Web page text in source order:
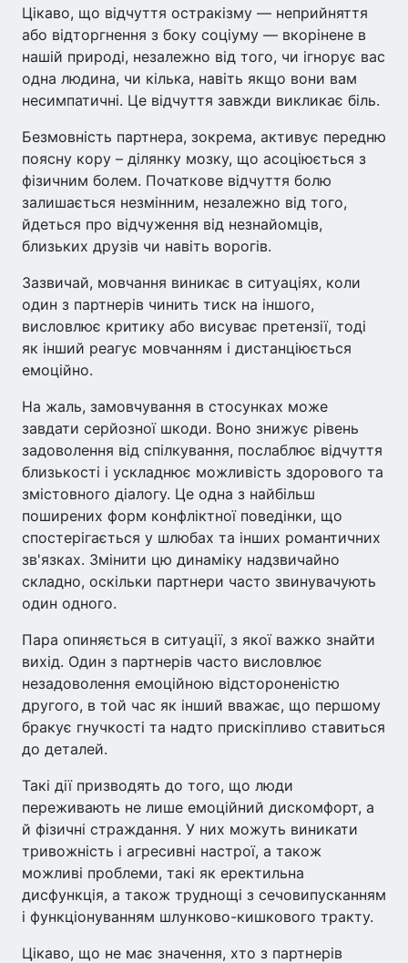
Цікаво, що відчуття остракізму — неприйняття
або відторгнення з боку соціуму — вкорінене в
нашій природі, незалежно від того, чи ігнорує вас
одна людина, чи кілька, навіть якщо вони вам
несимпатичні. Це відчуття завжди викликає біль.
Безмовність партнера, зокрема, активує передню
поясну кору – ділянку мозку, що асоціюється з
фізичним болем. Початкове відчуття болю
залишається незмінним, незалежно від того,
йдеться про відчуження від незнайомців,
близьких друзів чи навіть ворогів.
Зазвичай, мовчання виникає в ситуаціях, коли
один з партнерів чинить тиск на іншого,
висловлює критику або висуває претензії, тоді
як інший реагує мовчанням і дистанціюється
емоційно.
На жаль, замовчування в стосунках може
завдати серйозної шкоди. Воно знижує рівень
задоволення від спілкування, послаблює відчуття
близькості і ускладнює можливість здорового та
змістовного діалогу. Це одна з найбільш
поширених форм конфліктної поведінки, що
спостерігається у шлюбах та інших романтичних
зв'язках. Змінити цю динаміку надзвичайно
складно, оскільки партнери часто звинувачують
один одного.
Пара опиняється в ситуації, з якої важко знайти
вихід. Один з партнерів часто висловлює
незадоволення емоційною відстороненістю
другого, в той час як інший вважає, що першому
бракує гнучкості та надто прискіпливо ставиться
до деталей.
Такі дії призводять до того, що люди
переживають не лише емоційний дискомфорт, а
й фізичні страждання. У них можуть виникати
тривожність і агресивні настрої, а також
можливі проблеми, такі як еректильна
дисфункція, а також труднощі з сечовипусканням
і функціонуванням шлунково-кишкового тракту.
Цікаво, що не має значення, хто з партнерів